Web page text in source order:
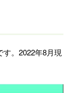
。2022年8月現